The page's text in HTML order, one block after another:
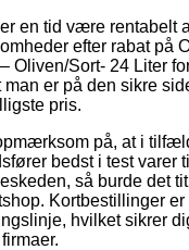
en tid være rentabelt
efter rabat på
Oliven/Sort- 24 Liter
er på den sikre
pris.
på, at i
bedst i test varer
så burde det
Kortbestillinger
hvilket sikrer